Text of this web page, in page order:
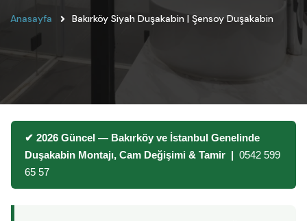
Anasayfa Bakırköy Siyah Duşakabin | Şensoy Duşakabin
✔ 2026 Güncel — Bakırköy ve İstanbul Genelinde
Duşakabin Montajı, Cam Değişimi & Tamir | 0542 599
65 57